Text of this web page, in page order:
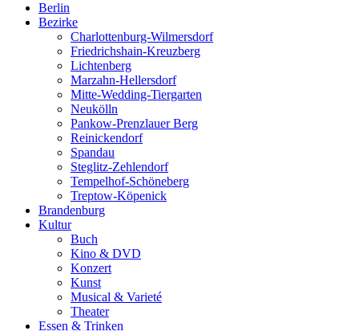
Berlin
Bezirke
Charlottenburg-Wilmersdorf
Friedrichshain-Kreuzberg
Lichtenberg
Marzahn-Hellersdorf
Mitte-Wedding-Tiergarten
Neukölln
Pankow-Prenzlauer Berg
Reinickendorf
Spandau
Steglitz-Zehlendorf
Tempelhof-Schöneberg
Treptow-Köpenick
Brandenburg
Kultur
Buch
Kino & DVD
Konzert
Kunst
Musical & Varieté
Theater
Essen & Trinken